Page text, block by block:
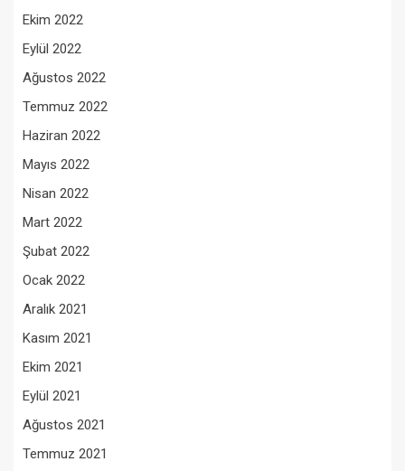
Ekim 2022
Eylül 2022
Ağustos 2022
Temmuz 2022
Haziran 2022
Mayıs 2022
Nisan 2022
Mart 2022
Şubat 2022
Ocak 2022
Aralık 2021
Kasım 2021
Ekim 2021
Eylül 2021
Ağustos 2021
Temmuz 2021